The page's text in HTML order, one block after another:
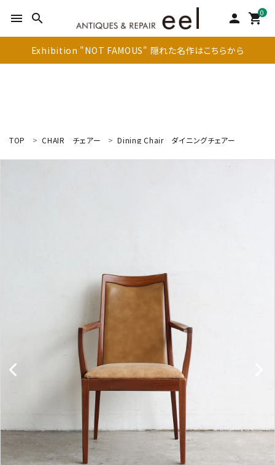
menu search person 0
shopping_cart
Exhibition "NOT FAMOUS" 隠れた名作はこちらから
ドア
雑貨
TOP CHAIR チェアー Dining Chairダイニングチェアー